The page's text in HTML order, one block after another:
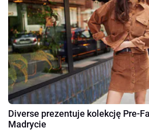
Diverse prezentuje kolekcję Pre-
Madrycie